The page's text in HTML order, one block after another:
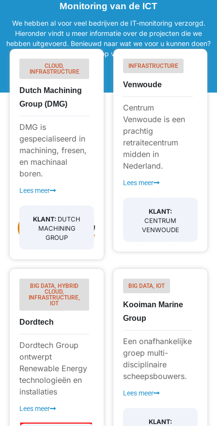
Monitoring van de ICT
We hebben al voor veel bedrijven de IT-monitoring verzorgd.
Hieronder vindt u meer informatie over de projecten die we
hebben uitgevoerd. Benieuwd naar wat we voor u kunnen doen?
Neem dan contact met ons op voor een vrijblijvend gesprek.
CLOUD,
INFRASTRUCTURE
Dutch Machining
Group (DMG)
DMG is
gespecialiseerd in
machining, fresen,
en machinaal
boren.
Lees meer
KLANT: DUTCH
MACHINING
GROUP
INFRASTRUCTURE
Venwoude
Centrum
Venwoude is een
prachtig
retraitecentrum
midden in
Nederland.
Lees meer
KLANT:
CENTRUM
VENWOUDE
BIG DATA, HYBRID
CLOUD,
INFRASTRUCTURE,
IOT
Dordtech
Dordtech Group
ontwerpt
Renewable Energy
technologieën en
installaties
Lees meer
BIG DATA, IOT
Kooiman Marine
Group
Een onafhankelijke
groep multi-
disciplinaire
scheepsbouwers.
Lees meer
KLANT: